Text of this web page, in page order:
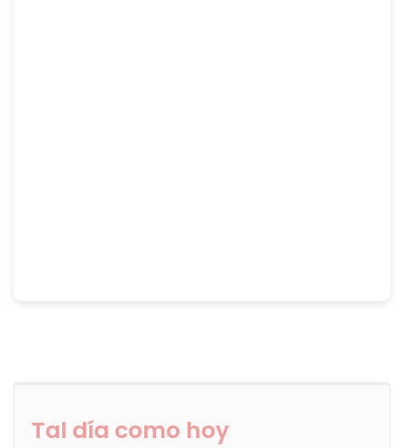
Tal día como hoy